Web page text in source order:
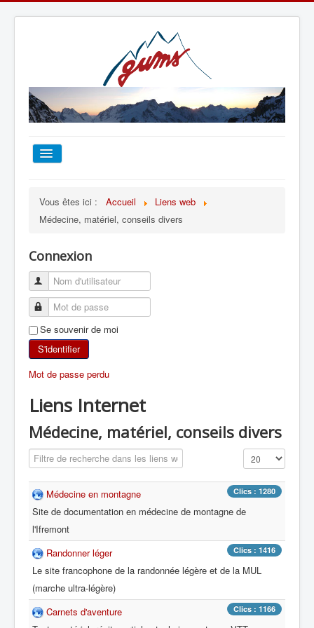
TOUT SUR LE GUMS
ESCALADE
ALPINISME
SKI DE RANDONNÉE
RANDONNÉE SPORTIVE
Vous êtes ici : Accueil
Liens web
Médecine, matériel, conseils divers
Connexion
Se souvenir de moi
S'identifier
Mot de passe perdu
Liens Internet
Médecine, matériel, conseils divers
Champ de filtre Affichage #
Clics : 1280
Médecine en montagne
Site de documentation en médecine de montagne de
l'Ifremont
Clics : 1416
Randonner léger
Le site francophone de la randonnée légère et de la MUL
(marche ultra-légère)
Clics : 1166
Carnets d'aventure